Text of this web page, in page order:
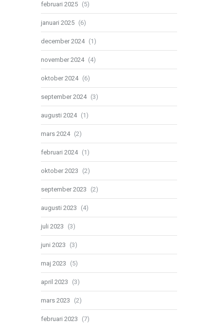
februari 2025 (5)
januari 2025 (6)
december 2024 (1)
november 2024 (4)
oktober 2024 (6)
september 2024 (3)
augusti 2024 (1)
mars 2024 (2)
februari 2024 (1)
oktober 2023 (2)
september 2023 (2)
augusti 2023 (4)
juli 2023 (3)
juni 2023 (3)
maj 2023 (5)
april 2023 (3)
mars 2023 (2)
februari 2023 (7)